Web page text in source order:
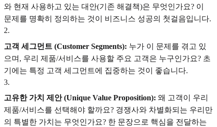
와 현재 사용하고 있는 대안(기존 해결책)은 무엇인가요? 이
문제를 명확히 정의하는 것이 비즈니스 성공의 첫걸음입니다.
2.
고객 세그먼트 (Customer Segments): 누가 이 문제를 겪고 있
으며, 우리 제품/서비스를 사용할 주요 고객은 누구인가요? 초
기에는 특정 고객 세그먼트에 집중하는 것이 좋습니다.
3.
고유한 가치 제안 (Unique Value Proposition): 왜 고객이 우리
제품/서비스를 선택해야 할까요? 경쟁사와 차별화되는 우리만
의 특별한 가치는 무엇인가요? 한 문장으로 핵심을 전달하는